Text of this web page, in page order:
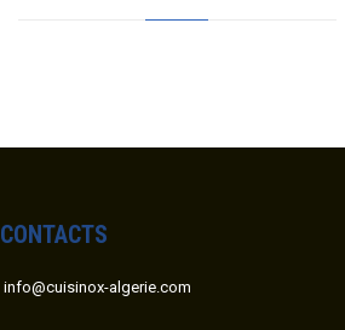
CONTACTS
info@cuisinox-algerie.com